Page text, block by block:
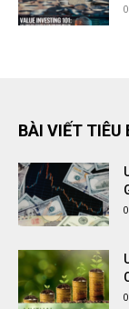
BÀI VIẾT TIÊU